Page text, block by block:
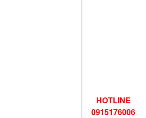
HOTLINE
0915176006